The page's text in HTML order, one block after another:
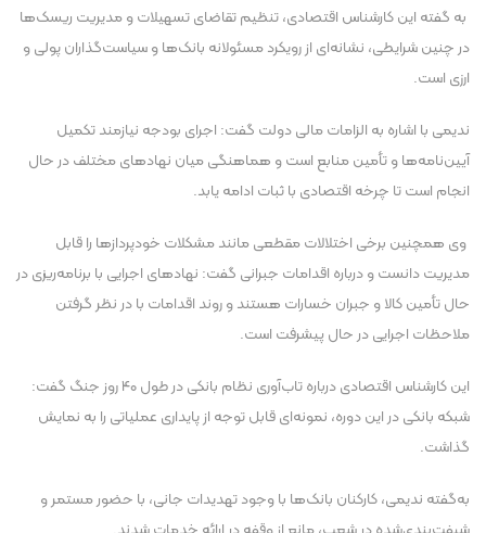
به گفته این کارشناس اقتصادی، تنظیم تقاضای تسهیلات و مدیریت ریسک‌ها
در چنین شرایطی، نشانه‌ای از رویکرد مسئولانه بانک‌ها و سیاست‌گذاران پولی و
ارزی است.
ندیمی با اشاره به الزامات مالی دولت گفت: اجرای بودجه نیازمند تکمیل
آیین‌نامه‌ها و تأمین منابع است و هماهنگی میان نهاد‌های مختلف در حال
انجام است تا چرخه اقتصادی با ثبات ادامه یابد.
وی همچنین برخی اختلالات مقطعی مانند مشکلات خودپرداز‌ها را قابل
مدیریت دانست و درباره اقدامات جبرانی گفت: نهاد‌های اجرایی با برنامه‌ریزی در
حال تأمین کالا و جبران خسارات هستند و روند اقدامات با در نظر گرفتن
ملاحظات اجرایی در حال پیشرفت است.
این کارشناس اقتصادی درباره تاب‌آوری نظام بانکی در طول ۴۰ روز جنگ گفت:
شبکه بانکی در این دوره، نمونه‌ای قابل توجه از پایداری عملیاتی را به نمایش
گذاشت.
به‌گفته ندیمی، کارکنان بانک‌ها با وجود تهدیدات جانی، با حضور مستمر و